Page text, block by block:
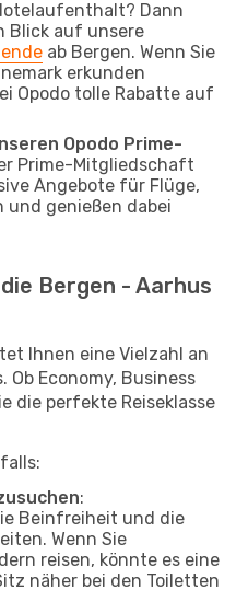
Dann
Blick auf unsere
ab Bergen. Wenn Sie
erkunden
Opodo tolle Rabatte auf
Opodo Prime-
Prime-Mitgliedschaft
Angebote für Flüge,
und genießen dabei
Bergen - Aarhus
Ihnen eine Vielzahl an
Economy, Business
die perfekte Reiseklasse
:
Beinfreiheit und die
Wenn Sie
reisen, könnte es eine
näher bei den Toiletten